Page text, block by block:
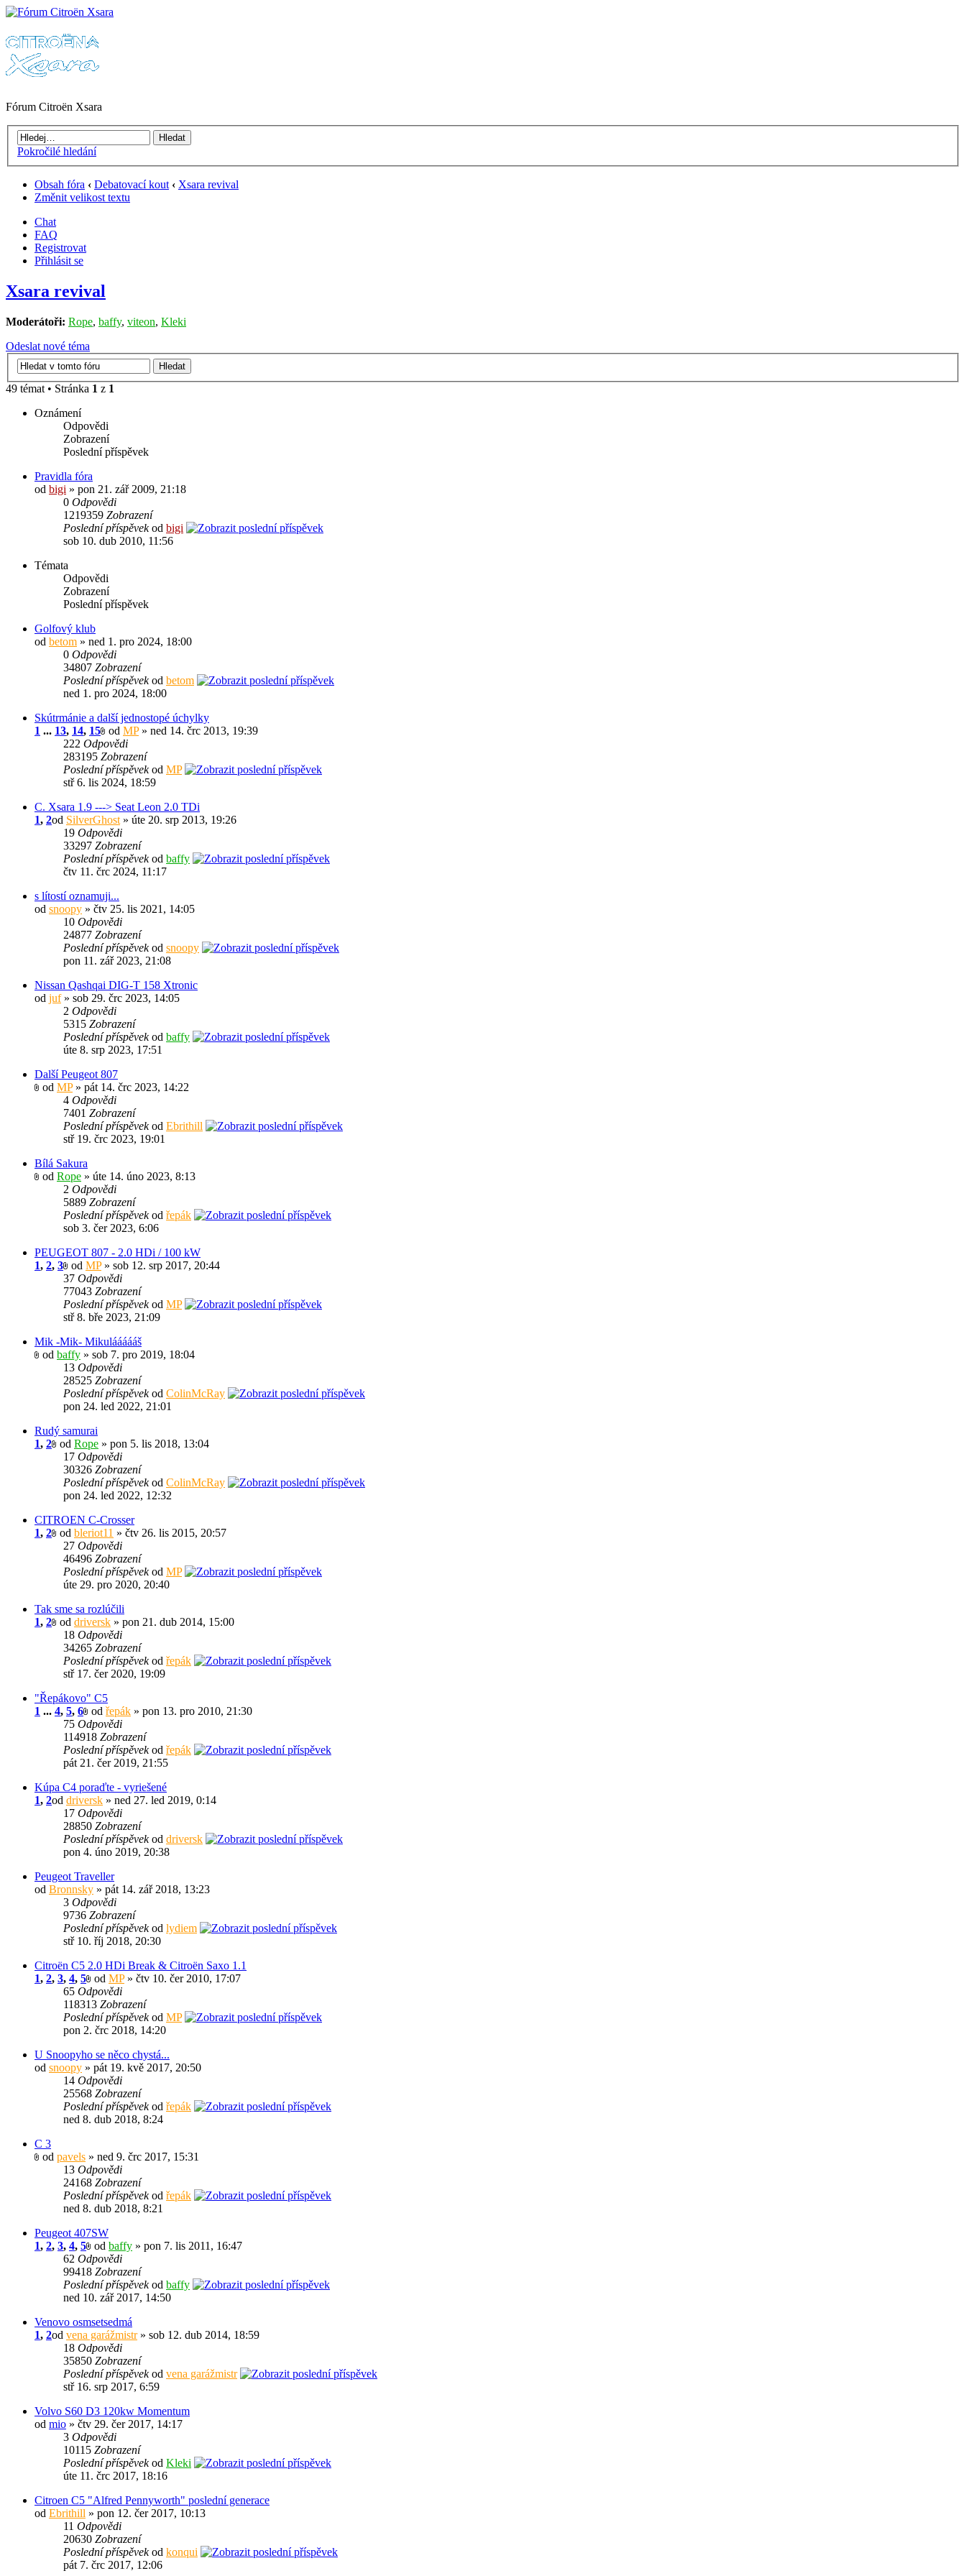
Fórum Citroën Xsara
Pokročilé hledání
Obsah fóra ‹ Debatovací kout ‹ Xsara revival
Změnit velikost textu
Chat
FAQ
Registrovat
Přihlásit se
Xsara revival
Moderátoři: Rope, baffy, viteon, Kleki
Odeslat nové téma
49 témat • Stránka 1 z 1
Oznámení
Odpovědi
Zobrazení
Poslední příspěvek
Pravidla fóra
od bigi » pon 21. zář 2009, 21:18
0 Odpovědi
1219359 Zobrazení
Poslední příspěvekod bigi
sob 10. dub 2010, 11:56
Témata
Odpovědi
Zobrazení
Poslední příspěvek
Golfový klub
od betom » ned 1. pro 2024, 18:00
0 Odpovědi
34807 Zobrazení
Poslední příspěvekod betom
ned 1. pro 2024, 18:00
Skútrmánie a další jednostopé úchylky
1 ... 13, 14, 15 od MP» ned 14. črc 2013, 19:39
222 Odpovědi
283195 Zobrazení
Poslední příspěvekod MP
stř 6. lis 2024, 18:59
C. Xsara 1.9 ---> Seat Leon 2.0 TDi
1, 2od SilverGhost » úte 20. srp 2013, 19:26
19 Odpovědi
33297 Zobrazení
Poslední příspěvekod baffy
čtv 11. črc 2024, 11:17
s lítostí oznamuji...
od snoopy » čtv 25. lis 2021, 14:05
10 Odpovědi
24877 Zobrazení
Poslední příspěvekod snoopy
pon 11. zář 2023, 21:08
Nissan Qashqai DIG-T 158 Xtronic
od juf» sob 29. črc 2023, 14:05
2 Odpovědi
5315 Zobrazení
Poslední příspěvekod baffy
úte 8. srp 2023, 17:51
Další Peugeot 807
od MP» pát 14. črc 2023, 14:22
4 Odpovědi
7401 Zobrazení
Poslední příspěvekod Ebrithill
stř 19. črc 2023, 19:01
Bílá Sakura
od Rope » úte 14. úno 2023, 8:13
2 Odpovědi
5889 Zobrazení
Poslední příspěvekod řepák
sob 3. čer 2023, 6:06
PEUGEOT 807 - 2.0 HDi / 100 kW
1, 2, 3 od MP» sob 12. srp 2017, 20:44
37 Odpovědi
77043 Zobrazení
Poslední příspěvekod MP
stř 8. bře 2023, 21:09
Mik -Mik- Mikuláááááš
od baffy » sob 7. pro 2019, 18:04
13 Odpovědi
28525 Zobrazení
Poslední příspěvekod ColinMcRay
pon 24. led 2022, 21:01
Rudý samurai
1, 2 od Rope » pon 5. lis 2018, 13:04
17 Odpovědi
30326 Zobrazení
Poslední příspěvekod ColinMcRay
pon 24. led 2022, 12:32
CITROEN C-Crosser
1, 2 od bleriot11 » čtv 26. lis 2015, 20:57
27 Odpovědi
46496 Zobrazení
Poslední příspěvekod MP
úte 29. pro 2020, 20:40
Tak sme sa rozlúčili
1, 2 od driversk » pon 21. dub 2014, 15:00
18 Odpovědi
34265 Zobrazení
Poslední příspěvekod řepák
stř 17. čer 2020, 19:09
"Řepákovo" C5
1 ... 4, 5, 6 od řepák » pon 13. pro 2010, 21:30
75 Odpovědi
114918 Zobrazení
Poslední příspěvekod řepák
pát 21. čer 2019, 21:55
Kúpa C4 poraďte - vyriešené
1, 2od driversk » ned 27. led 2019, 0:14
17 Odpovědi
28850 Zobrazení
Poslední příspěvekod driversk
pon 4. úno 2019, 20:38
Peugeot Traveller
od Bronnsky » pát 14. zář 2018, 13:23
3 Odpovědi
9736 Zobrazení
Poslední příspěvekod lydiem
stř 10. říj 2018, 20:30
Citroën C5 2.0 HDi Break & Citroën Saxo 1.1
1, 2, 3, 4, 5 od MP» čtv 10. čer 2010, 17:07
65 Odpovědi
118313 Zobrazení
Poslední příspěvekod MP
pon 2. črc 2018, 14:20
U Snoopyho se něco chystá...
od snoopy » pát 19. kvě 2017, 20:50
14 Odpovědi
25568 Zobrazení
Poslední příspěvekod řepák
ned 8. dub 2018, 8:24
C 3
od pavels » ned 9. črc 2017, 15:31
13 Odpovědi
24168 Zobrazení
Poslední příspěvekod řepák
ned 8. dub 2018, 8:21
Peugeot 407SW
1, 2, 3, 4, 5 od baffy » pon 7. lis 2011, 16:47
62 Odpovědi
99418 Zobrazení
Poslední příspěvekod baffy
ned 10. zář 2017, 14:50
Venovo osmsetsedmá
1, 2od vena garážmistr» sob 12. dub 2014, 18:59
18 Odpovědi
35850 Zobrazení
Poslední příspěvekod vena garážmistr
stř 16. srp 2017, 6:59
Volvo S60 D3 120kw Momentum
od mio » čtv 29. čer 2017, 14:17
3 Odpovědi
10115 Zobrazení
Poslední příspěvekod Kleki
úte 11. črc 2017, 18:16
Citroen C5 "Alfred Pennyworth" poslední generace
od Ebrithill » pon 12. čer 2017, 10:13
11 Odpovědi
20630 Zobrazení
Poslední příspěvekod konqui
pát 7. črc 2017, 12:06